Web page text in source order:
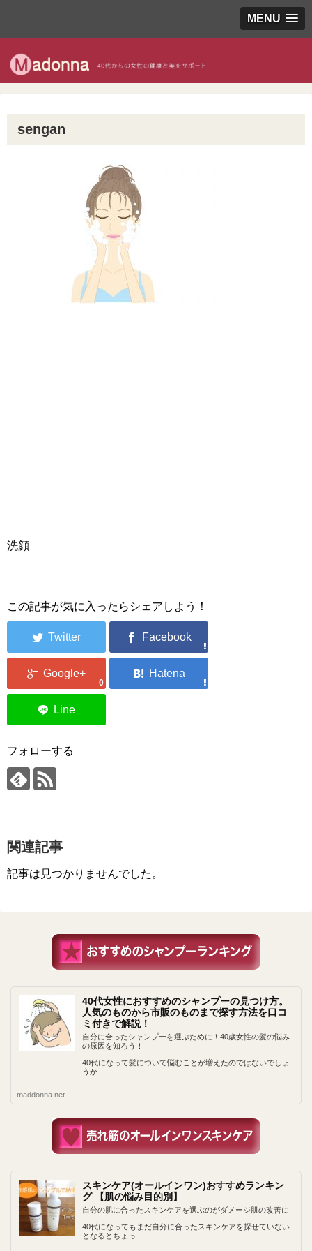
MENU
sengan
洗顔
この記事が気に入ったらシェアしよう！
0
フォローする
関連記事
記事は見つかりませんでした。
40代女性におすすめのシャンプーの見つけ方。
人気のものから市販のものまで探す方法を口コ
ミ付きで解説！
自分に合ったシャンプーを選ぶために！40歳女性の髪の悩み
の原因を知ろう！
40代になって髪について悩むことが増えたのではないでしょ
うか…
maddonna.net
スキンケア(オールインワン)おすすめランキン
グ 【肌の悩み目的別】
自分の肌に合ったスキンケアを選ぶのがダメージ肌の改善に
40代になってもまだ自分に合ったスキンケアを探せていない
となるとちょっ…